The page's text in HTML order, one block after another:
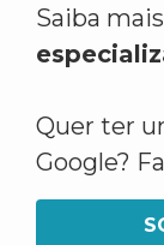
Saiba
Quer ter
Google?